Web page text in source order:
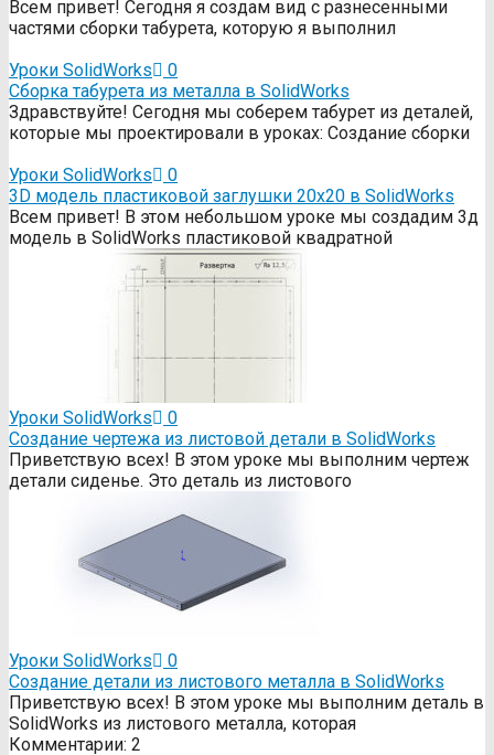
Всем привет! Сегодня я создам вид с разнесенными
частями сборки табурета, которую я выполнил
Уроки SolidWorks
0
Сборка табурета из металла в SolidWorks
Здравствуйте! Сегодня мы соберем табурет из деталей,
которые мы проектировали в уроках: Создание сборки
Уроки SolidWorks
0
3D модель пластиковой заглушки 20х20 в SolidWorks
Всем привет! В этом небольшом уроке мы создадим 3д
модель в SolidWorks пластиковой квадратной
Уроки SolidWorks
0
Создание чертежа из листовой детали в SolidWorks
Приветствую всех! В этом уроке мы выполним чертеж
детали сиденье. Это деталь из листового
Уроки SolidWorks
0
Создание детали из листового металла в SolidWorks
Приветствую всех! В этом уроке мы выполним деталь в
SolidWorks из листового металла, которая
Комментарии: 2